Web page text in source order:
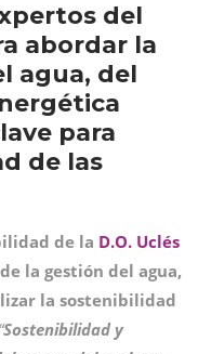
del
abordar la
agua, del
para
de las
de la D.O. Uclés
la gestión del agua,
la sostenibilidad
“Sostenibilidad y